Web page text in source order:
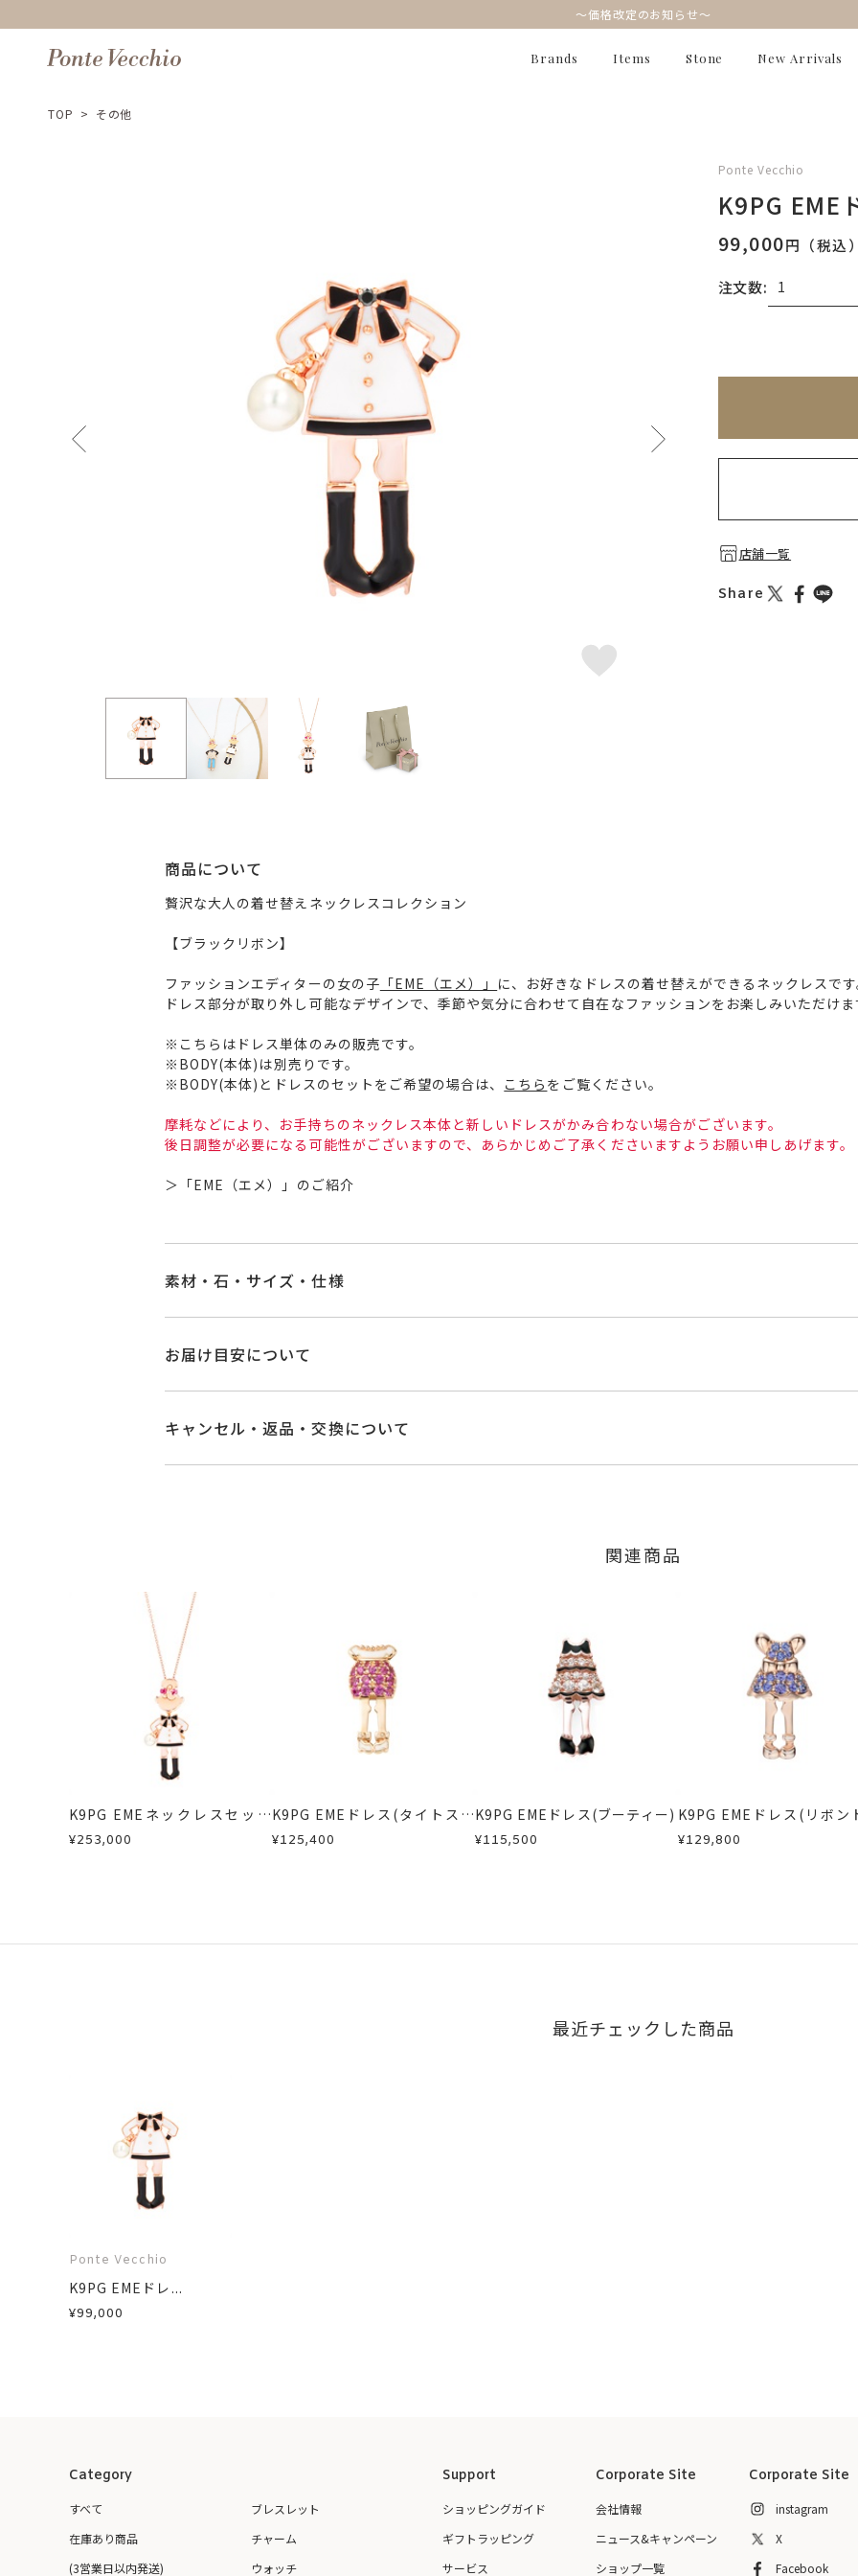
～価格改定のお知らせ～
Brands Items Stone New Arrivals
TOP > その他
Ponte Vecchio
K9PG EME
99,000円（税込
注文数:
店舗一覧
Share
商品について
贅沢な大人の着せ替えネックレスコレクション
【ブラックリボン】
ファッションエディターの女の子 「EME（エメ）」 に、お好きなドレスの着せ替えができるネックレスで
ドレス部分が取り外し可能なデザインで、季節や気分に合わせて自在なファッションをお楽しみいただけ
※こちらはドレス単体のみの販売です。
※BODY(本体)は別売りです。
※BODY(本体)とドレスのセットをご希望の場合は、 こちら をご覧ください。
摩耗などにより、お手持ちのネックレス本体と新しいドレスがかみ合わない場合がございます。
後日調整が必要になる可能性がございますので、あらかじめご了承くださいますようお願い申しあげます。
＞ 「EME（エメ）」 のご紹介
素材・石・サイズ・仕様
素材 K9ピンクゴールド/エナメル
ブラックダイヤモンド
フレッシュウォーターパール
刻印
お届け目安について
ご注文およびご入金確認後、以下の日程にて発送いたします。
■お届け目安が「3営業日以内に発送」の商品
・在庫のご用意ができる場合： 約1週間～1ヶ月以内を目安に発送いたします。
・受注生産となる場合： 商品ページに記載のある目安日数を頂戴し、一から製作いたします。
※お急ぎの方はご注文前にお問い合わせください。事前に現在の納期状況を確認いたします。
お届け予定日はご注文から2営業日以内にメールにてご案内いたします。
キャンセル・返品・交換について
・一度ご使用になった商品
・受注生産の商品
・お客さまのお手元で傷や汚れが発生した商品
・到着後ご連絡無く7日以上経過した商品
・販売期間が限定されている商品
・過度な交換・返品を繰り返している場合
商品の品質には万全を期しておりますが、万が一不良品の場合、またはご注文のお品と異なる場合は、
詳細はこちら
関連商品
K9PG EMEネックレスセット
（ブラックリボン）
¥253,000
K9PG EMEドレス(タイトスカ
ート)
¥125,400
K9PG EMEドレス(ブーティー)
¥115,500
K9PG EMEドレス(リボン
ス)
¥129,800
最近チェックした商品
Ponte Vecchio
K9PG EMEドレ...
¥99,000
Category
すべて
在庫あり商品
(3営業日以内発送)
ブレスレット
チャーム
ウォッチ
Support
ショッピングガイド
ギフトラッピング
サービス
Corporate Site
会社情報
ニュース&キャンペーン
ショップ一覧
Corporate Site
instagram
X
Facebook